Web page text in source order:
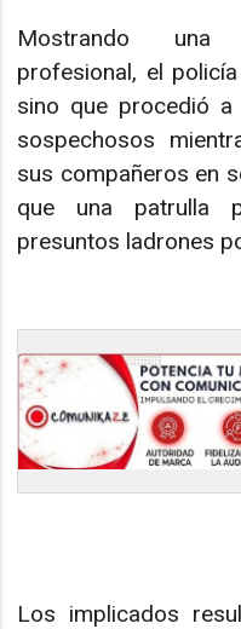
Mostrando una
profesional, el
sino que procedió
sospechosos
sus compañeros en
que una patrulla
presuntos ladrones
Los implicados